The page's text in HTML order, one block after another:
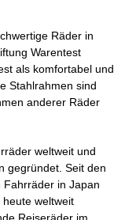
Räder in
Warentest
als komfortabel und
Stahlrahmen sind
anderer Räder
weltweit und
gegründet. Seit den
in Japan
weltweit